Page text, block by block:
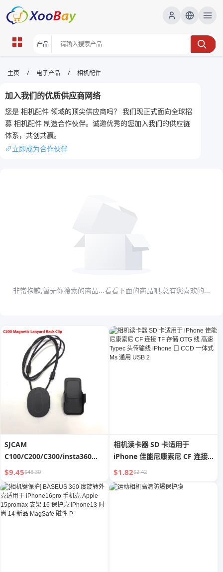
相机配件 | XOOBAY B2B/B2C
Marketplace
相机配件,镜头,三脚架,摄影包,镜头保护,防潮箱,
wholesale 相机配件, XOOBAY
本页聚焦相机配件，覆盖镜头、机身、防护包、三脚架、稳定器、滤镜、
存储与清洁工具等。提供选购要点、评测对比、使用技巧与维护建议，帮
助摄影爱好者与专业人士快速选型、提升画质、提高拍摄效率，兼顾性价
主页 / 电子产品 / 相机配件
加入我们的优质供应商网络
您是 相机配件 领域的顶尖供应商吗？ 我们现正式面向全球招
募 相机配件 制造合作伙伴。诚邀优秀的您加入我们的供应链
体系，共创共赢。
立即成为合作伙伴
非常抱歉,暂无你搜索的商品...看看下面的商品吧,总有您喜欢的...
SJCAM
C100/C200/C300/insta360
GO3专用磁吸挂绳运动相机配件
$9.45$48.30
相机读卡器 SD 卡适用于
iPhone 佳能尼康索尼 CF 连接
TF 存储 OTG 线 高速 Typec 头
传输线 iPhone 口 CCD 一体式
Ms 通用 USB 2
$1.82$2.42